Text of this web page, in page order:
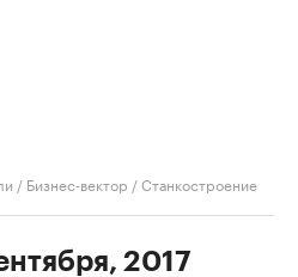
/ Бизнес-вектор /Станкостроение
2017